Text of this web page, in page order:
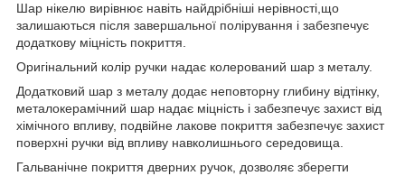
Шар нікелю вирівнює навіть найдрібніші нерівності,що
залишаються після завершальної полірування і забезпечує
додаткову міцність покриття.
Оригінальний колір ручки надає колерований шар з металу.
Додатковий шар з металу додає неповторну глибину відтінку,
металокерамічний шар надає міцність і забезпечує захист від
хімічного впливу, подвійне лакове покриття забезпечує захист
поверхні ручки від впливу навколишнього середовища.
Гальванічне покриття дверних ручок, дозволяє зберегти